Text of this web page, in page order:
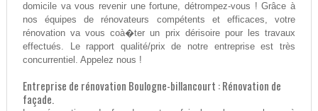
domicile va vous revenir une fortune, détrompez-vous ! Grâce à
nos équipes de rénovateurs compétents et efficaces, votre
rénovation va vous coà�ter un prix dérisoire pour les travaux
effectués. Le rapport qualité/prix de notre entreprise est très
concurrentiel. Appelez nous !
Entreprise de rénovation Boulogne-billancourt : Rénovation de
façade.